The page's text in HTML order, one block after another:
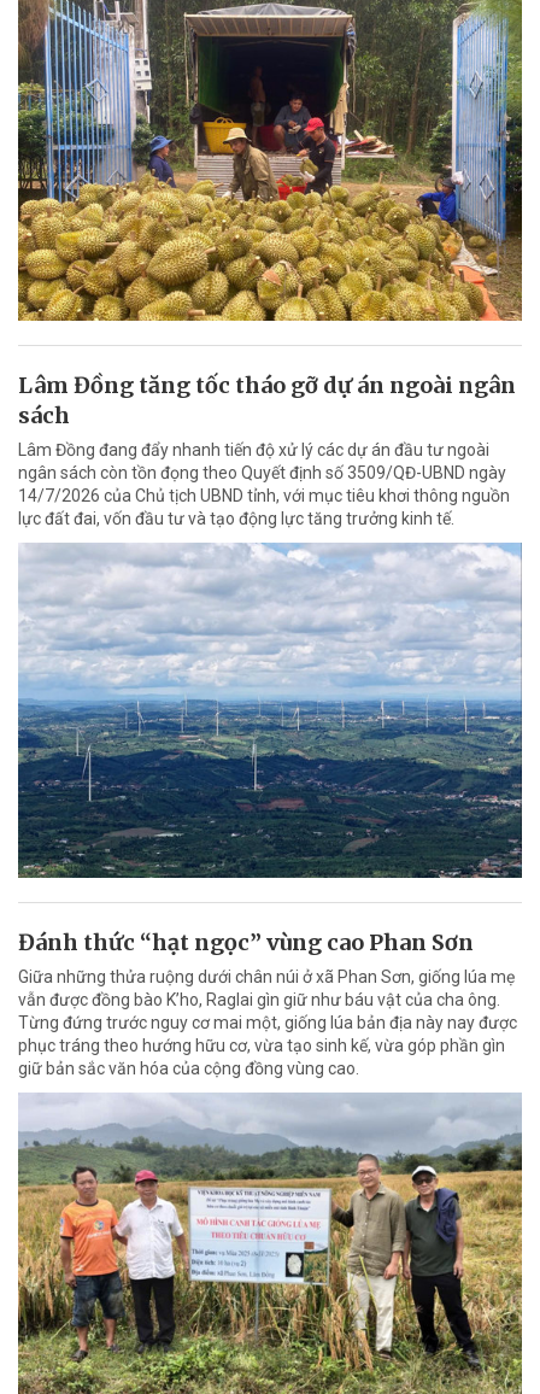
Lâm Đồng tăng tốc tháo gỡ dự án ngoài ngân
sách
Lâm Đồng đang đẩy nhanh tiến độ xử lý các dự án đầu tư ngoài
ngân sách còn tồn đọng theo Quyết định số 3509/QĐ-UBND ngày
14/7/2026 của Chủ tịch UBND tỉnh, với mục tiêu khơi thông nguồn
lực đất đai, vốn đầu tư và tạo động lực tăng trưởng kinh tế.
Đánh thức “hạt ngọc” vùng cao Phan Sơn
Giữa những thửa ruộng dưới chân núi ở xã Phan Sơn, giống lúa mẹ
vẫn được đồng bào K’ho, Raglai gìn giữ như báu vật của cha ông.
Từng đứng trước nguy cơ mai một, giống lúa bản địa này nay được
phục tráng theo hướng hữu cơ, vừa tạo sinh kế, vừa góp phần gìn
giữ bản sắc văn hóa của cộng đồng vùng cao.